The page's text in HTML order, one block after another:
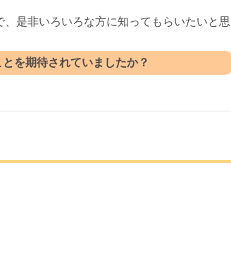
是非いろいろな方に知ってもらいたいと思
を期待されていましたか？